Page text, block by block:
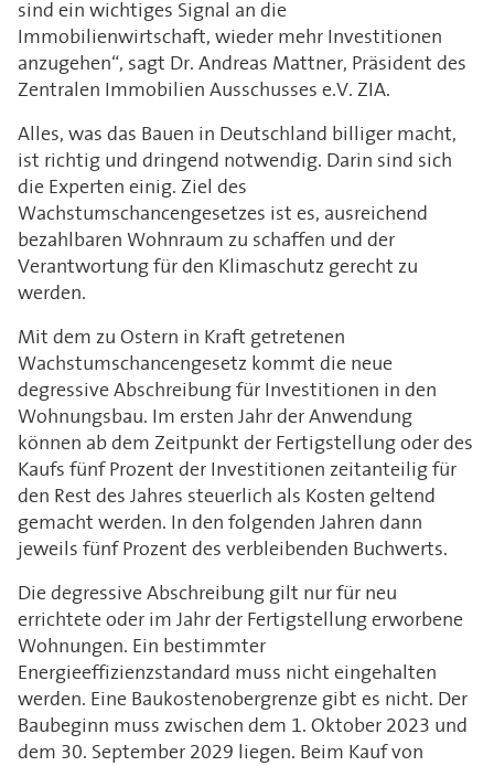
sind ein wichtiges Signal an die
Immobilienwirtschaft, wieder mehr Investitionen
anzugehen“, sagt Dr. Andreas Mattner, Präsident des
Zentralen Immobilien Ausschusses e.V. ZIA.
Alles, was das Bauen in Deutschland billiger macht,
ist richtig und dringend notwendig. Darin sind sich
die Experten einig. Ziel des
Wachstumschancengesetzes ist es, ausreichend
bezahlbaren Wohnraum zu schaffen und der
Verantwortung für den Klimaschutz gerecht zu
werden.
Mit dem zu Ostern in Kraft getretenen
Wachstumschancengesetz kommt die neue
degressive Abschreibung für Investitionen in den
Wohnungsbau. Im ersten Jahr der Anwendung
können ab dem Zeitpunkt der Fertigstellung oder des
Kaufs fünf Prozent der Investitionen zeitanteilig für
den Rest des Jahres steuerlich als Kosten geltend
gemacht werden. In den folgenden Jahren dann
jeweils fünf Prozent des verbleibenden Buchwerts.
Die degressive Abschreibung gilt nur für neu
errichtete oder im Jahr der Fertigstellung erworbene
Wohnungen. Ein bestimmter
Energieeffizienzstandard muss nicht eingehalten
werden. Eine Baukostenobergrenze gibt es nicht. Der
Baubeginn muss zwischen dem 1. Oktober 2023 und
dem 30. September 2029 liegen. Beim Kauf von